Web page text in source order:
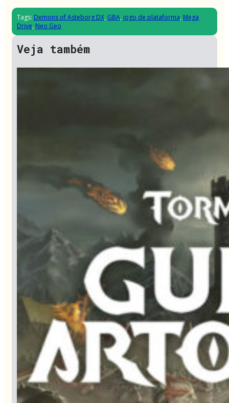
Tags: Demons of Asteborg DX, GBA, jogo de plataforma, Mega
Drive, Neo Geo
Veja também